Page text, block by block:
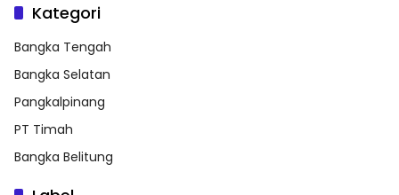
Kategori
Bangka Tengah
Bangka Selatan
Pangkalpinang
PT Timah
Bangka Belitung